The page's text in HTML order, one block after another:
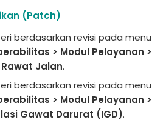
(Patch)
berdasarkan revisi pada menu
> Modul Pelayanan >
Jalan.
berdasarkan revisi pada menu
> Modul Pelayanan >
Gawat Darurat (IGD).